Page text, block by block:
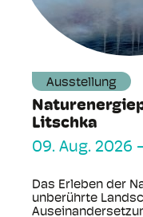
Ausstellung
Litschka
09. Aug. 2026
Das Erleben der
unberührte